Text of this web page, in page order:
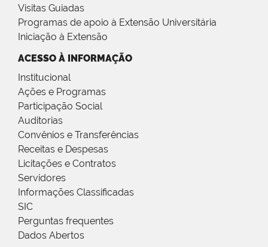
Visitas Guiadas
Programas de apoio à Extensão Universitária
Iniciação à Extensão
ACESSO À INFORMAÇÃO
Institucional
Ações e Programas
Participação Social
Auditorias
Convênios e Transferências
Receitas e Despesas
Licitações e Contratos
Servidores
Informações Classificadas
SIC
Perguntas frequentes
Dados Abertos